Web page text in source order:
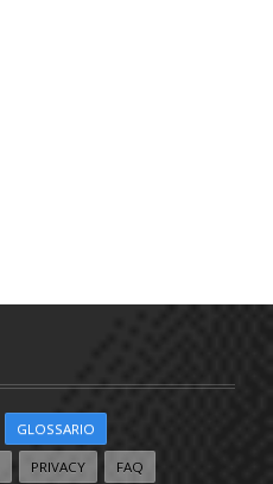
GLOSSARIO
PRIVACY FAQ